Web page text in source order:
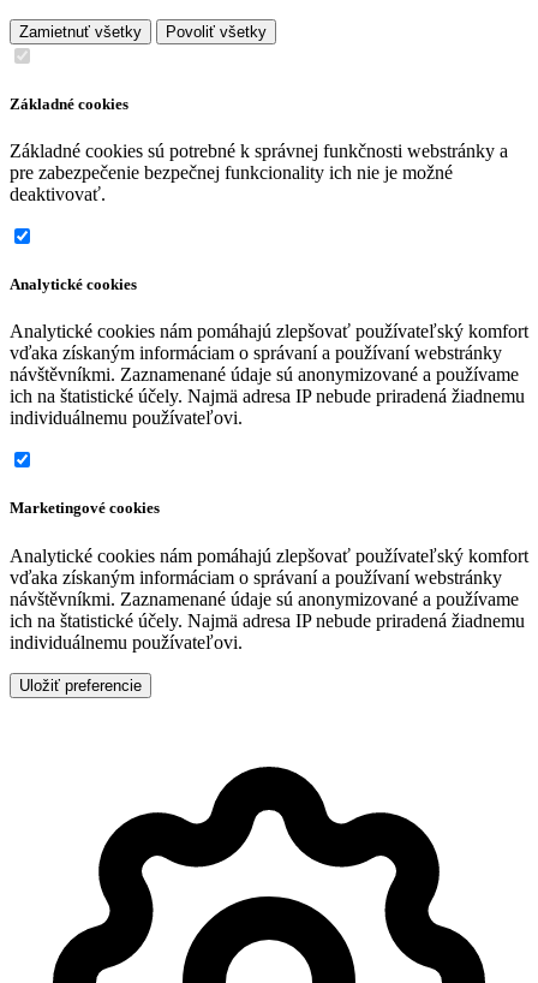
Zamietnuť všetky Povoliť všetky
Základné cookies
Základné cookies sú potrebné k správnej funkčnosti webstránky a
pre zabezpečenie bezpečnej funkcionality ich nie je možné
deaktivovať.
Analytické cookies
Analytické cookies nám pomáhajú zlepšovať používateľský komfort
vďaka získaným informáciam o správaní a používaní webstránky
návštěvníkmi. Zaznamenané údaje sú anonymizované a používame
ich na štatistické účely. Najmä adresa IP nebude priradená žiadnemu
individuálnemu používateľovi.
Marketingové cookies
Analytické cookies nám pomáhajú zlepšovať používateľský komfort
vďaka získaným informáciam o správaní a používaní webstránky
návštěvníkmi. Zaznamenané údaje sú anonymizované a používame
ich na štatistické účely. Najmä adresa IP nebude priradená žiadnemu
individuálnemu používateľovi.
Uložiť preferencie